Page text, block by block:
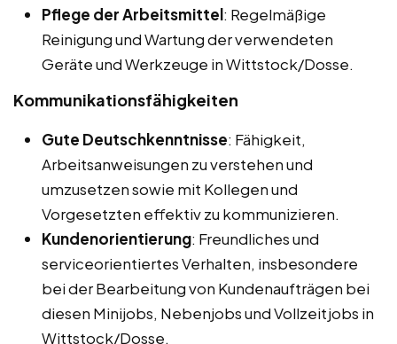
Pflege der Arbeitsmittel: Regelmäßige
Reinigung und Wartung der verwendeten
Geräte und Werkzeuge in Wittstock/Dosse.
Kommunikationsfähigkeiten
Gute Deutschkenntnisse: Fähigkeit,
Arbeitsanweisungen zu verstehen und
umzusetzen sowie mit Kollegen und
Vorgesetzten effektiv zu kommunizieren.
Kundenorientierung: Freundliches und
serviceorientiertes Verhalten, insbesondere
bei der Bearbeitung von Kundenaufträgen bei
diesen Minijobs, Nebenjobs und Vollzeitjobs in
Wittstock/Dosse.